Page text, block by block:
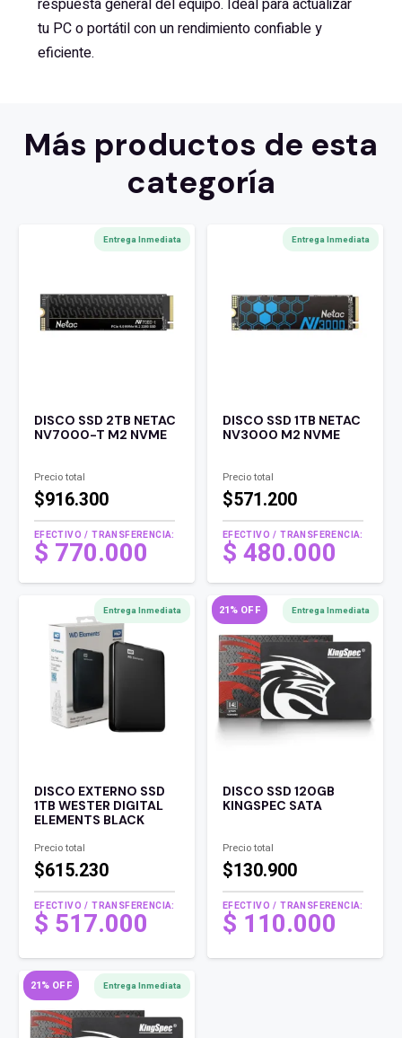
respuesta general del equipo. Ideal para actualizar
tu PC o portátil con un rendimiento confiable y
eficiente.
Más productos de esta
categoría
Entrega Inmediata
DISCO SSD 2TB NETAC
NV7000-T M2 NVME
Precio total
$916.300
EFECTIVO / TRANSFERENCIA:
$ 770.000
Entrega Inmediata
DISCO SSD 1TB NETAC
NV3000 M2 NVME
Precio total
$571.200
EFECTIVO / TRANSFERENCIA:
$480.000
Entrega Inmediata
DISCO EXTERNO SSD
1TB WESTER DIGITAL
ELEMENTS BLACK
Precio total
$615.230
EFECTIVO / TRANSFERENCIA:
$ 517.000
21% OFF Entrega Inmediata
DISCO SSD 120GB
KINGSPEC SATA
Precio total
$130.900
EFECTIVO / TRANSFERENCIA:
El
precio
original
$ 110.000
El
21% OFF Entrega Inmediata